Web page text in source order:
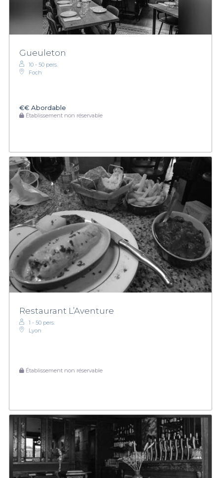
Gueuleton
10 - 50 pers.
Foch
€€ Abordable
Établissement non réservable
Restaurant L’Aventure
1 - 50 pers.
Lyon
Établissement non réservable